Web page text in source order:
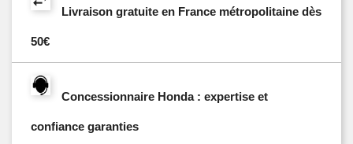
Livraison gratuite en France métropolitaine dès
50€
Concessionnaire Honda : expertise et
confiance garanties